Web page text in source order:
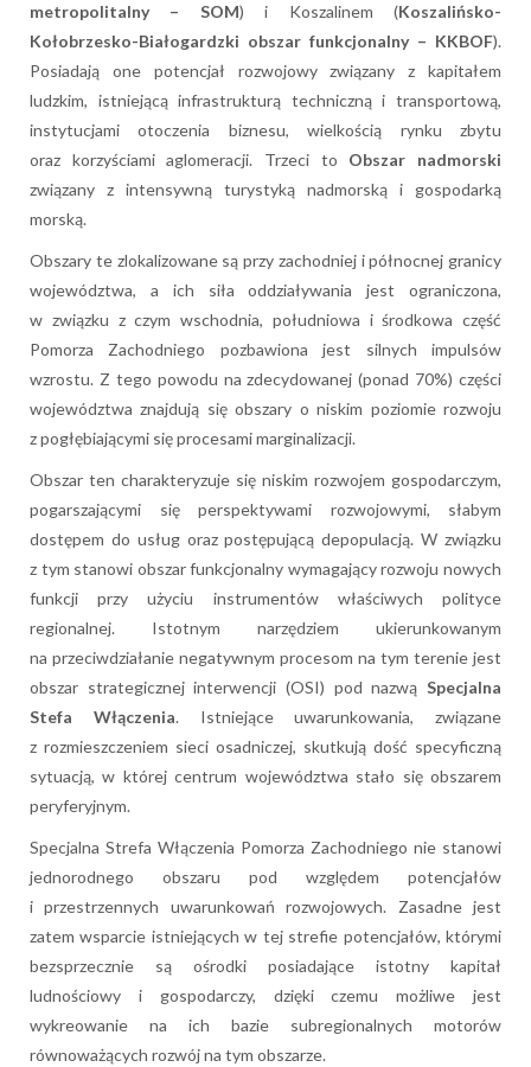
metropolitalny – SOM) i Koszalinem (Koszalińsko-
Kołobrzesko-Białogardzki obszar funkcjonalny – KKBOF).
Posiadają one potencjał rozwojowy związany z kapitałem
ludzkim, istniejącą infrastrukturą techniczną i transportową,
instytucjami otoczenia biznesu, wielkością rynku zbytu
oraz korzyściami aglomeracji. Trzeci to Obszar nadmorski
związany z intensywną turystyką nadmorską i gospodarką
morską.
Obszary te zlokalizowane są przy zachodniej i północnej granicy
województwa, a ich siła oddziaływania jest ograniczona,
w związku z czym wschodnia, południowa i środkowa część
Pomorza Zachodniego pozbawiona jest silnych impulsów
wzrostu. Z tego powodu na zdecydowanej (ponad 70%) części
województwa znajdują się obszary o niskim poziomie rozwoju
z pogłębiającymi się procesami marginalizacji.
Obszar ten charakteryzuje się niskim rozwojem gospodarczym,
pogarszającymi się perspektywami rozwojowymi, słabym
dostępem do usług oraz postępującą depopulacją. W związku
z tym stanowi obszar funkcjonalny wymagający rozwoju nowych
funkcji przy użyciu instrumentów właściwych polityce
regionalnej. Istotnym narzędziem ukierunkowanym
na przeciwdziałanie negatywnym procesom na tym terenie jest
obszar strategicznej interwencji (OSI) pod nazwą Specjalna
Stefa Włączenia. Istniejące uwarunkowania, związane
z rozmieszczeniem sieci osadniczej, skutkują dość specyficzną
sytuacją, w której centrum województwa stało się obszarem
peryferyjnym.
Specjalna Strefa Włączenia Pomorza Zachodniego nie stanowi
jednorodnego obszaru pod względem potencjałów
i przestrzennych uwarunkowań rozwojowych. Zasadne jest
zatem wsparcie istniejących w tej strefie potencjałów, którymi
bezsprzecznie są ośrodki posiadające istotny kapitał
ludnościowy i gospodarczy, dzięki czemu możliwe jest
wykreowanie na ich bazie subregionalnych motorów
równoważących rozwój na tym obszarze.